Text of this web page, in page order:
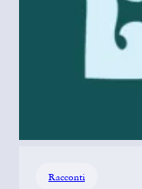
Racconti